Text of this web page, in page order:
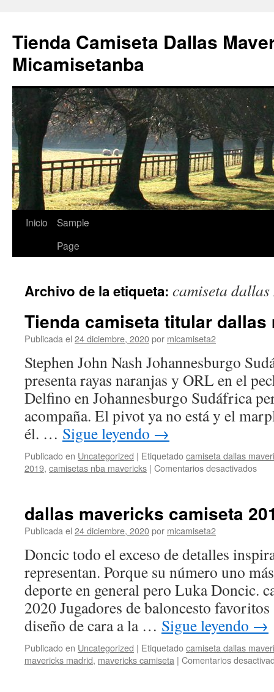
Tienda Camiseta Dallas
Micamisetanba
Saltar
Inicio
Sample
Page
Archivo de la etiqueta: camiseta
Tienda camiseta titular dallas
Publicada el 24 diciembre, 2020por micamiseta2
Stephen John Nash Johannesburgo
presenta rayas naranjas y ORL en el
Delfino en Johannesburgo Sudáfrica
acompaña. El pivot ya no está y el
él. … Sigue leyendo →
Publicado en Uncategorized | Etiquetadocamiseta dallas
2019, camisetas nba mavericks | Comentarios desactivadosen
dallas mavericks camiseta
Publicada el 24 diciembre, 2020por micamiseta2
Doncic todo el exceso de detalles
representan. Porque su número uno
deporte en general pero Luka Doncic.
2020 Jugadores de baloncesto favoritos
diseño de cara a la … Sigue leyendo →
Publicado en Uncategorized | Etiquetadocamiseta dallas
mavericks madrid, mavericks camiseta | Comentarios